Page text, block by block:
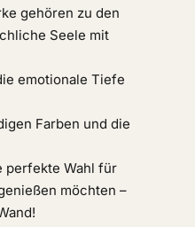
gehören zu den
Seele mit
emotionale Tiefe
Farben und die
perfekte Wahl für
möchten –